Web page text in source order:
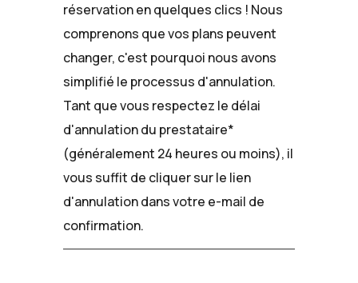
réservation en quelques clics ! Nous
comprenons que vos plans peuvent
changer, c'est pourquoi nous avons
simplifié le processus d'annulation.
Tant que vous respectez le délai
d'annulation du prestataire*
(généralement 24 heures ou moins), il
vous suffit de cliquer sur le lien
d'annulation dans votre e-mail de
confirmation.